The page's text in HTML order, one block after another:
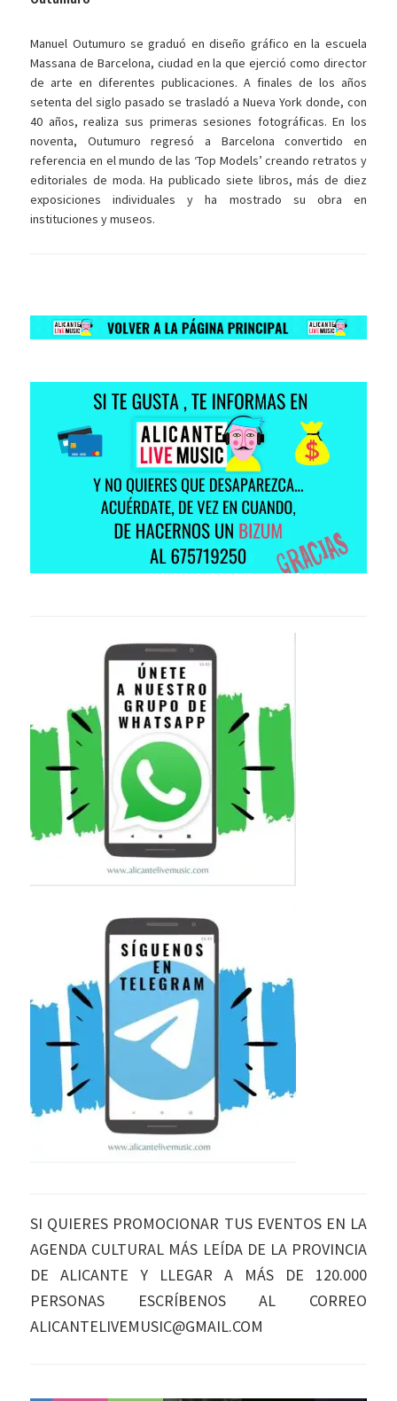
Manuel Outumuro se graduó en diseño gráfico en la escuela
Massana de Barcelona, ciudad en la que ejerció como director
de arte en diferentes publicaciones. A finales de los años
setenta del siglo pasado se trasladó a Nueva York donde, con
40 años, realiza sus primeras sesiones fotográficas. En los
noventa, Outumuro regresó a Barcelona convertido en
referencia en el mundo de las ‘Top Models’ creando retratos y
editoriales de moda. Ha publicado siete libros, más de diez
exposiciones individuales y ha mostrado su obra en
instituciones y museos.
SI QUIERES PROMOCIONAR TUS EVENTOS EN LA
AGENDA CULTURAL MÁS LEÍDA DE LA PROVINCIA
DE ALICANTE Y LLEGAR A MÁS DE 120.000
PERSONAS ESCRÍBENOS AL CORREO
ALICANTELIVEMUSIC@GMAIL.COM